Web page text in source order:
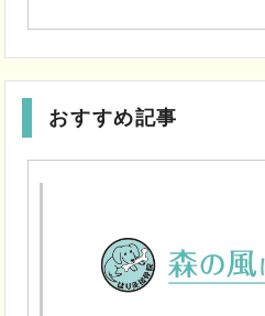
おすすめ記事